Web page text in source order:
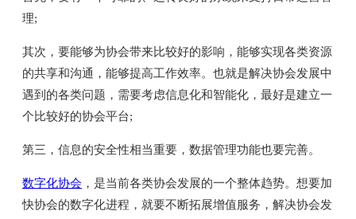
理;
其次，要能够为协会带来比较好的影响，能够实现各类资源
的共享和沟通，能够提高工作效率。也就是解决协会发展中
遇到的各类问题，需要考虑信息化和智能化，最好是建立一
个比较好的协会平台;
第三，信息的安全性相当重要，数据管理功能也要完善。
数字化协会 ，是当前各类协会发展的一个整体趋势。想要加
快协会的数字化进程，就要不断拓展增值服务，解决协会发